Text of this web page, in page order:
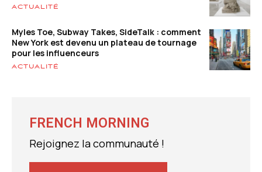
ACTUALITÉ
Myles Toe, Subway Takes, SideTalk : comment
New York est devenu un plateau de tournage
pour les influenceurs
ACTUALITÉ
FRENCH MORNING
Rejoignez la communauté !